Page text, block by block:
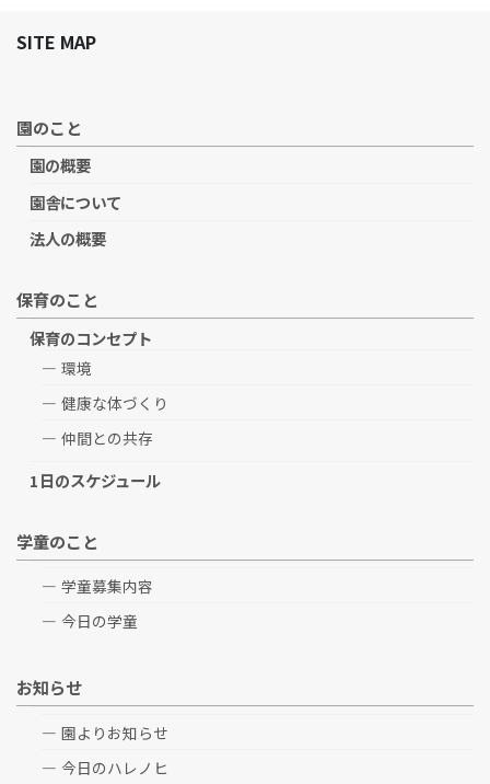
SITE MAP
園のこと
園の概要
園舎について
法人の概要
保育のこと
保育のコンセプト
環境
健康な体づくり
仲間との共存
1日のスケジュール
学童のこと
学童募集内容
今日の学童
お知らせ
園よりお知らせ
今日のハレノヒ